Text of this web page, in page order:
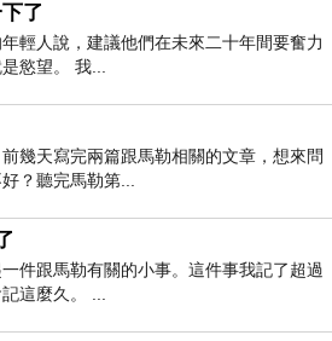
了
輕人說，建議他們在未來二十年間要奮力
慾望。 我...
幾天寫完兩篇跟馬勒相關的文章，想來問
？聽完馬勒第...
件跟馬勒有關的小事。這件事我記了超過
這麼久。 ...